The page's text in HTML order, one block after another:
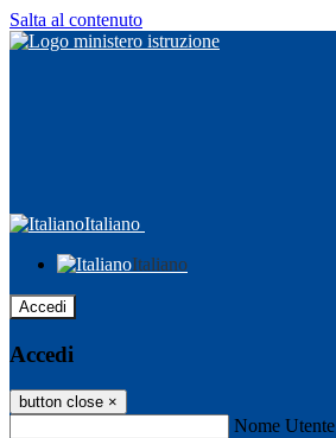
Salta al contenuto
Italiano
Italiano
Accedi
Accedi
button close ×
Nome Utente